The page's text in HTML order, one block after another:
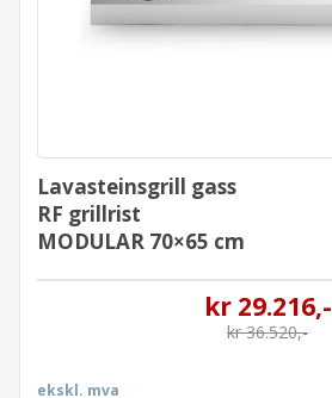
Lavasteinsgrill gass
RF grillrist
MODULAR 70×65 cm
kr29.216,-
kr36.520,-
ekskl. mva